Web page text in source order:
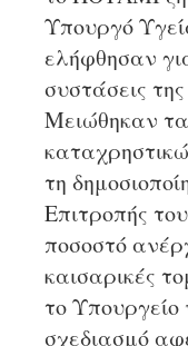
Υπουργό
ελήφθησαν
συστάσεις
Μειώθηκαν
τη
Επιτροπής
ποσοστό
καισαρικές
το
σχεδιασμό